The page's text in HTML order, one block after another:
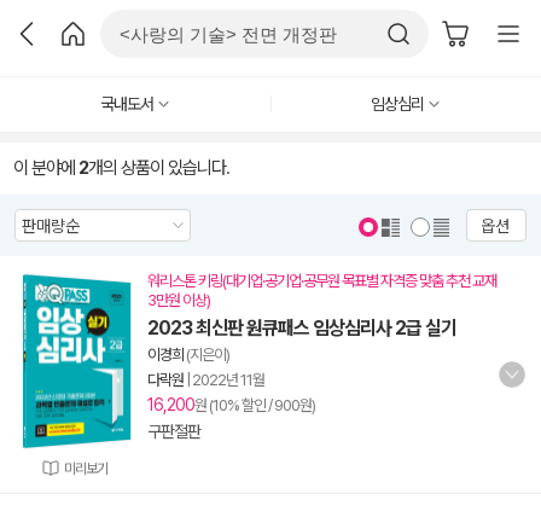
국내도서 임상심리
이 분야에 2개의 상품이 있습니다.
옵션
미리보기
워리스톤 키링(대기업·공기업·공무원 목표별 자격증 맞춤 추천 교재
3만원 이상)
2023 최신판 원큐패스 임상심리사 2급 실기
이경희 (지은이)
다락원 2022년 11월
16,200원 (10% 할인 / 900원)
구판절판